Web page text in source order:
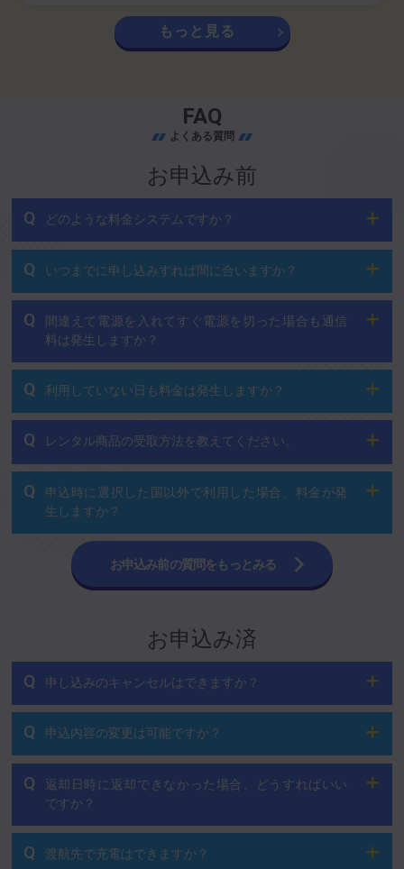
もっと見る
FAQ
よくある質問
お申込み前
Q どのような料金システムですか？
Q いつまでに申し込みすれば間に合いますか？
Q
間違えて電源を入れてすぐ電源を切った場合も通信
料は発生しますか？
Q 利用していない日も料金は発生しますか？
Q レンタル商品の受取方法を教えてください。
Q
申込時に選択した国以外で利用した場合、料金が発
生しますか？
お申込み前の質問をもっとみる
お申込み済
Q 申し込みのキャンセルはできますか？
Q 申込内容の変更は可能ですか？
Q
返却日時に返却できなかった場合、どうすればいい
ですか？
Q 渡航先で充電はできますか？